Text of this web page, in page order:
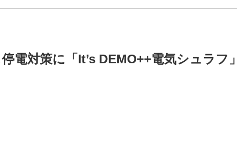
電対策に「It’s DEMO++電気シュラフ」